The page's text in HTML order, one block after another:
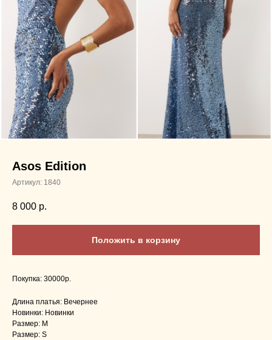
Asos Edition
Артикул: 1840
8 000 р.
Положить в корзину
Покупка: 30000р.
Длина платья: Вечернее
Новинки: Новинки
Размер: M
Размер: S